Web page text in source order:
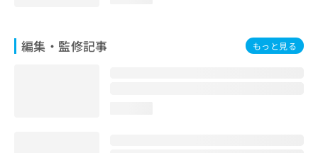
編集・監修記事 もっと見る